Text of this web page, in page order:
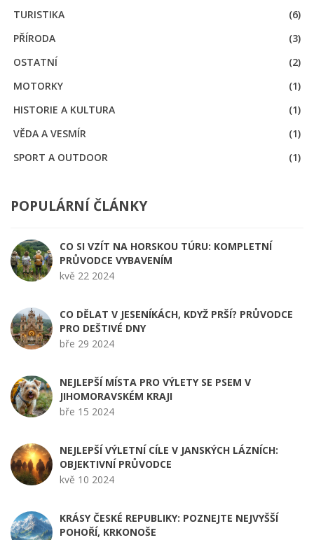
TURISTIKA
(6)
PŘÍRODA
(3)
OSTATNÍ
(2)
MOTORKY
(1)
HISTORIE A KULTURA
(1)
VĚDA A VESMÍR
(1)
SPORT A OUTDOOR
(1)
POPULÁRNÍ ČLÁNKY
CO SI VZÍT NA HORSKOU TÚRU: KOMPLETNÍ
PRŮVODCE VYBAVENÍM
kvě 22 2024
CO DĚLAT V JESENÍKÁCH, KDYŽ PRŠÍ? PRŮVODCE
PRO DEŠTIVÉ DNY
bře 29 2024
NEJLEPŠÍ MÍSTA PRO VÝLETY SE PSEM V
JIHOMORAVSKÉM KRAJI
bře 15 2024
NEJLEPŠÍ VÝLETNÍ CÍLE V JANSKÝCH LÁZNÍCH:
OBJEKTIVNÍ PRŮVODCE
kvě 10 2024
KRÁSY ČESKÉ REPUBLIKY: POZNEJTE NEJVYŠŠÍ
POHOŘÍ, KRKONOŠE